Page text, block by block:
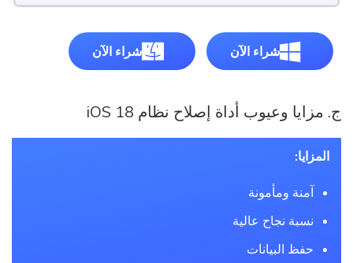
شراء الآن شراء الآن
ج. مزايا وعيوب أداة إصلاح نظام iOS 18
المزايا:
آمنة ومأمونة
نسبة نجاح عالية
حفظ البيانات